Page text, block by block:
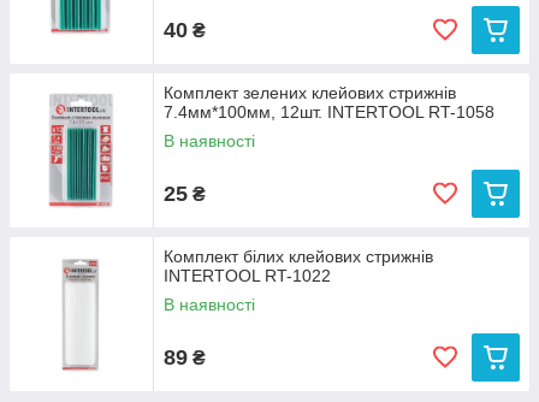
40 ₴
Комплект зелених клейових стрижнів
7.4мм*100мм, 12шт. INTERTOOL RT-1058
В наявності
25 ₴
Комплект білих клейових стрижнів
INTERTOOL RT-1022
В наявності
89 ₴